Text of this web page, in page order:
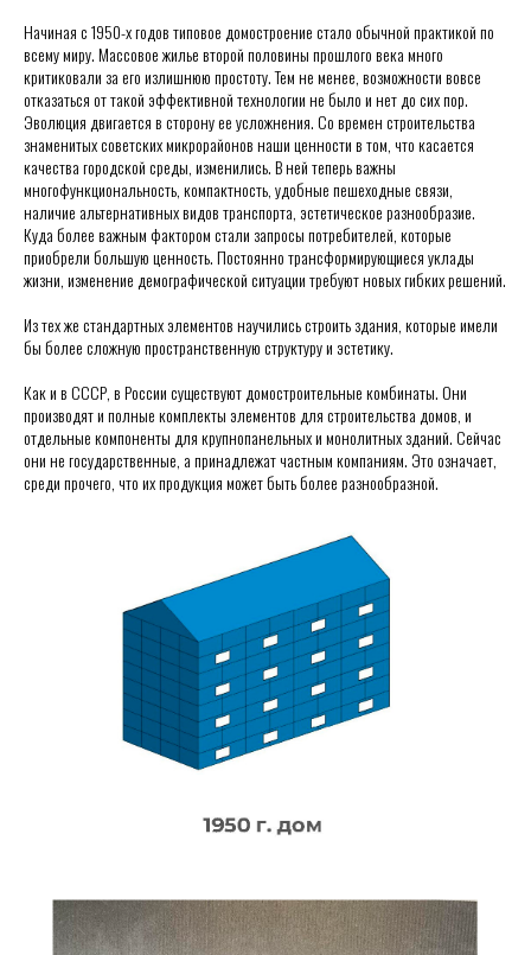
Начиная с 1950-х годов типовое домостроение стало обычной практикой по
всему миру. Массовое жилье второй половины прошлого века много
критиковали за его излишнюю простоту. Тем не менее, возможности вовсе
отказаться от такой эффективной технологии не было и нет до сих пор.
Эволюция двигается в сторону ее усложнения. Со времен строительства
знаменитых советских микрорайонов наши ценности в том, что касается
качества городской среды, изменились. В ней теперь важны
многофункциональность, компактность, удобные пешеходные связи,
наличие альтернативных видов транспорта, эстетическое разнообразие.
Куда более важным фактором стали запросы потребителей, которые
приобрели большую ценность. Постоянно трансформирующиеся уклады
жизни, изменение демографической ситуации требуют новых гибких решений.
Из тех же стандартных элементов научились строить здания, которые имели
бы более сложную пространственную структуру и эстетику.
Как и в СССР, в России существуют домостроительные комбинаты. Они
производят и полные комплекты элементов для строительства домов, и
отдельные компоненты для крупнопанельных и монолитных зданий. Сейчас
они не государственные, а принадлежат частным компаниям. Это означает,
среди прочего, что их продукция может быть более разнообразной.